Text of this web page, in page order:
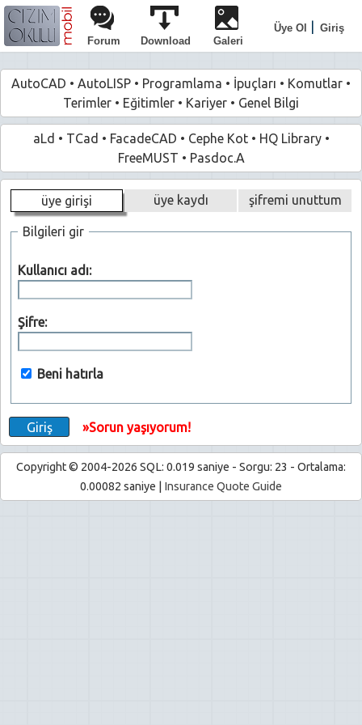
Üye Ol
Giriş
Forum
Download Galeri
AutoCAD • AutoLISP • Programlama • İpuçları • Komutlar •
Terimler • Eğitimler • Kariyer • Genel Bilgi
aLd • TCad • FacadeCAD • Cephe Kot• HQ Library•
FreeMUST • Pasdoc.A
üye girişi üye kaydı şifremi unuttum
Bilgileri gir
Kullanıcı adı:
Şifre:
Beni hatırla
»Sorun yaşıyorum!
Copyright © 2004-2026 SQL: 0.019 saniye - Sorgu: 23 - Ortalama:
0.00082 saniye | Insurance Quote Guide